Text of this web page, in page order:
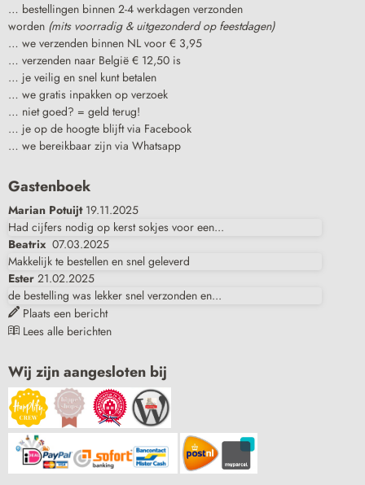
… bestellingen binnen 2-4 werkdagen verzonden
worden (mits voorradig & uitgezonderd op feestdagen)
… we verzenden binnen NL voor € 3,95
… verzenden naar België € 12,50 is
… je veilig en snel kunt betalen
… we gratis inpakken op verzoek
… niet goed? = geld terug!
… je op de hoogte blijft via Facebook
… we bereikbaar zijn via Whatsapp
Gastenboek
Marian Potuijt 19.11.2025
Had cijfers nodig op kerst sokjes voor een...
Beatrix 07.03.2025
Makkelijk te bestellen en snel geleverd
Ester 21.02.2025
de bestelling was lekker snel verzonden en...
Plaats een bericht
Lees alle berichten
Wij zijn aangesloten bij